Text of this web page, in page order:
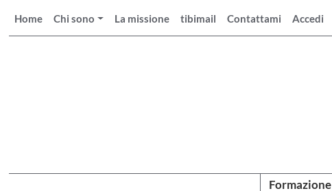
Home Chi sono La missione tibimail Contattami Accedi
Formazione